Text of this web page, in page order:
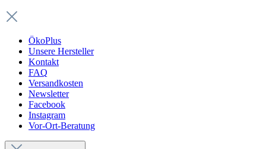
ÖkoPlus
Unsere Hersteller
Kontakt
FAQ
Versandkosten
Newsletter
Facebook
Instagram
Vor-Ort-Beratung